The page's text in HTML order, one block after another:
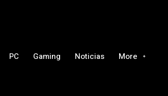
PC Gaming Noticias More